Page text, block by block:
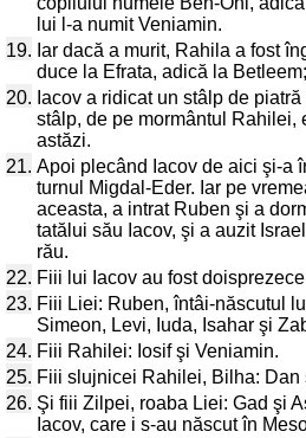
lui l-a numit Veniamin.
19. Iar dacă a murit, Rahila a fost
duce la Efrata, adică la Betleem;
20. Iacov a ridicat un stâlp de
stâlp, de pe mormântul Rahilei,
astăzi.
21. Apoi plecând Iacov de aici şi-a
turnul Migdal-Eder. Iar pe
aceasta, a intrat Ruben şi a
tatălui său Iacov, şi a auzit
rău.
22. Fiii lui Iacov au fost
23. Fiii Liei: Ruben, întâi-născutul
Simeon, Levi, Iuda, Isahar şi
24. Fiii Rahilei: Iosif şi Veniamin.
25. Fiii slujnicei Rahilei, Bilha: Dan
26. Şi fiii Zilpei, roaba Liei: Gad şi
Iacov, care i s-au născut în